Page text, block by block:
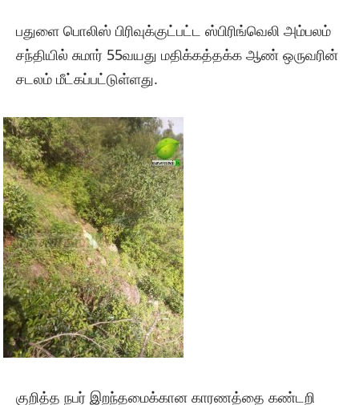
பதுளை பொலிஸ் பிரிவுக்குட்பட்ட ஸ்பிரிங்வெலி அம்பலம்
சந்தியில் சுமார் 55வயது மதிக்கத்தக்க ஆண் ஒருவரின்
சடலம் மீட்கப்பட்டுள்ளது.
குறித்த நபர் இறந்தமைக்கான காரணத்தை கண்டறி